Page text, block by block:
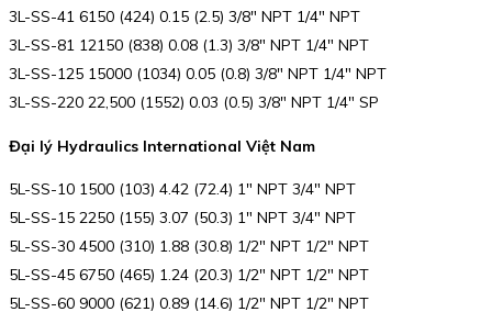
3L-SS-41 6150 (424) 0.15 (2.5) 3/8″ NPT 1/4″ NPT
3L-SS-81 12150 (838) 0.08 (1.3) 3/8″ NPT 1/4″ NPT
3L-SS-125 15000 (1034) 0.05 (0.8) 3/8″ NPT 1/4″ NPT
3L-SS-220 22,500 (1552) 0.03 (0.5) 3/8″ NPT 1/4″ SP
Đại lý Hydraulics International Việt Nam
5L-SS-10 1500 (103) 4.42 (72.4) 1″ NPT 3/4″ NPT
5L-SS-15 2250 (155) 3.07 (50.3) 1″ NPT 3/4″ NPT
5L-SS-30 4500 (310) 1.88 (30.8) 1/2″ NPT 1/2″ NPT
5L-SS-45 6750 (465) 1.24 (20.3) 1/2″ NPT 1/2″ NPT
5L-SS-60 9000 (621) 0.89 (14.6) 1/2″ NPT 1/2″ NPT